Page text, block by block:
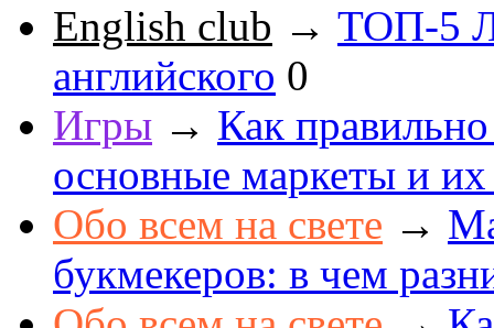
English club → ТОП-5
английского 0
Игры → Как
основные маркеты и
Обо всем на свете →
букмекеров: в чем